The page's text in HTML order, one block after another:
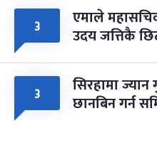
३ एमाले
उदय जत्तिकै
३ सिरहामा
छानबिन गर्न